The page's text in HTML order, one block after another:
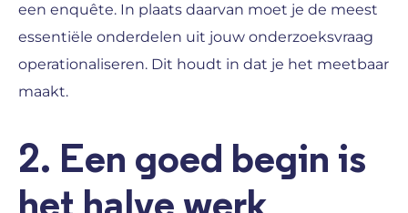
een enquête. In plaats daarvan moet je de meest
essentiële onderdelen uit jouw onderzoeksvraag
operationaliseren. Dit houdt in dat je het meetbaar
maakt.
2. Een goed begin is